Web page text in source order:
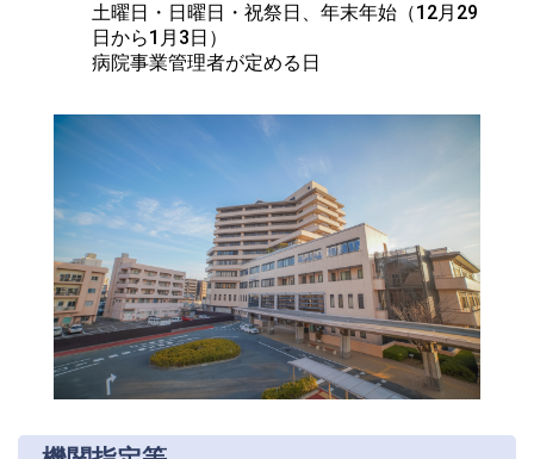
土曜日・日曜日・祝祭日、年末年始（12月29
日から1月3日）
病院事業管理者が定める日